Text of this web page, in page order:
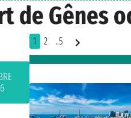
de Gênes
1 2 ..5